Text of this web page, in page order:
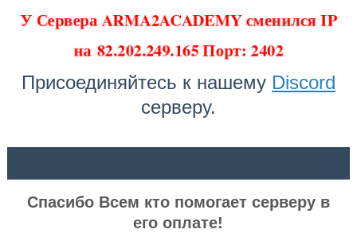
У Сервера ARMA2ACADEMY сменился IP
на 82.202.249.165 Порт: 2402
Присоединяйтесь к нашему Discord
серверу.
Спасибо Всем кто помогает серверу в
его оплате!